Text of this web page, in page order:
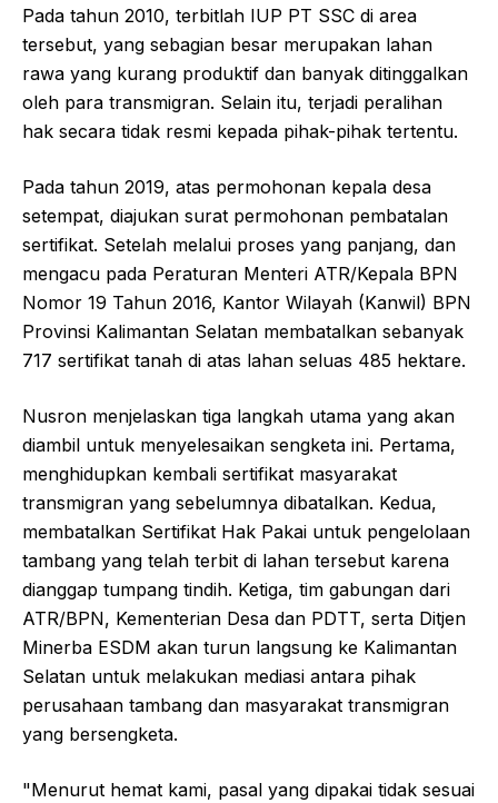
Pada tahun 2010, terbitlah IUP PT SSC di area
tersebut, yang sebagian besar merupakan lahan
rawa yang kurang produktif dan banyak ditinggalkan
oleh para transmigran. Selain itu, terjadi peralihan
hak secara tidak resmi kepada pihak-pihak tertentu.
Pada tahun 2019, atas permohonan kepala desa
setempat, diajukan surat permohonan pembatalan
sertifikat. Setelah melalui proses yang panjang, dan
mengacu pada Peraturan Menteri ATR/Kepala BPN
Nomor 19 Tahun 2016, Kantor Wilayah (Kanwil) BPN
Provinsi Kalimantan Selatan membatalkan sebanyak
717 sertifikat tanah di atas lahan seluas 485 hektare.
Nusron menjelaskan tiga langkah utama yang akan
diambil untuk menyelesaikan sengketa ini. Pertama,
menghidupkan kembali sertifikat masyarakat
transmigran yang sebelumnya dibatalkan. Kedua,
membatalkan Sertifikat Hak Pakai untuk pengelolaan
tambang yang telah terbit di lahan tersebut karena
dianggap tumpang tindih. Ketiga, tim gabungan dari
ATR/BPN, Kementerian Desa dan PDTT, serta Ditjen
Minerba ESDM akan turun langsung ke Kalimantan
Selatan untuk melakukan mediasi antara pihak
perusahaan tambang dan masyarakat transmigran
yang bersengketa.
"Menurut hemat kami, pasal yang dipakai tidak sesuai